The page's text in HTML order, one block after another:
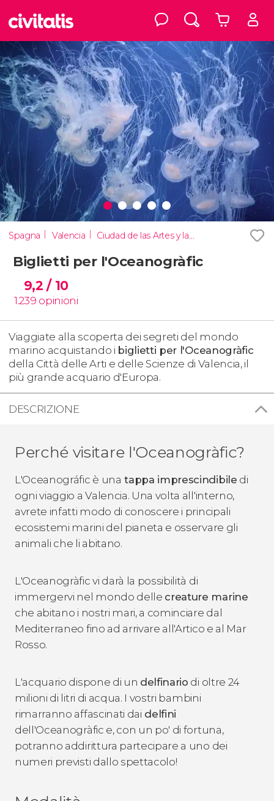
Spagna Valencia Ciudad de las Artes y las Ciencias
Biglietti per l'Oceanogràfic
9,2/ 10
1.239 opinioni
Viaggiate alla scoperta dei segreti del mondo
marino acquistando i biglietti per l'Oceanogràfic
della Città delle Arti e delle Scienze di Valencia, il
più grande acquario d'Europa.
DESCRIZIONE
Perché visitare l'Oceanogràfic?
L'Oceanográfic è una tappa imprescindibile di
ogni viaggio a Valencia. Una volta all'interno,
avrete infatti modo di conoscere i principali
ecosistemi marini del pianeta e osservare gli
animali che li abitano.
L'Oceanogràfic vi darà la possibilità di
immergervi nel mondo delle creature marine
che abitano i nostri mari, a cominciare dal
Mediterraneo fino ad arrivare all'Artico e al Mar
Rosso.
L'acquario dispone di un delfinario di oltre 24
milioni di litri di acqua. I vostri bambini
rimarranno affascinati dai delfini
dell'Oceanogràfic e, con un po' di fortuna,
potranno addirittura partecipare a uno dei
numeri previsti dallo spettacolo!